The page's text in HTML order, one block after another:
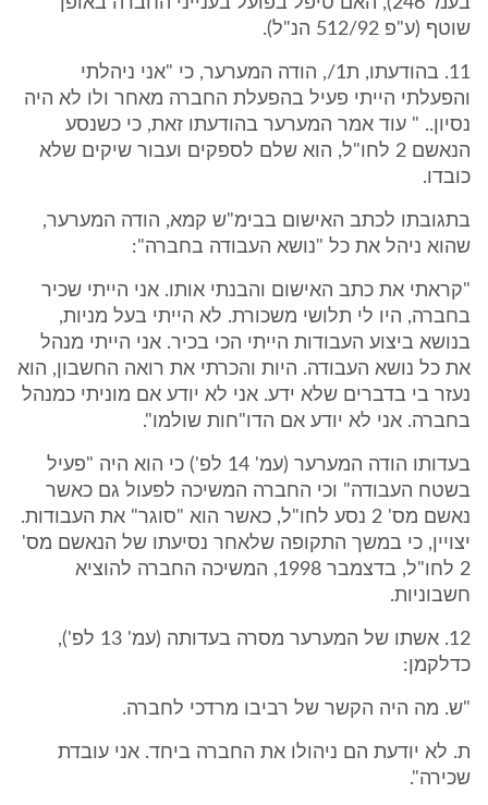
שוטף (ע"פ 512/92 הנ"ל).
11. בהודעתו, ת1/, הודה המערער, כי "אני ניהלתי
והפעלתי הייתי פעיל בהפעלת החברה מאחר ולו לא היה
נסיון.. " עוד אמר המערער בהודעתו זאת, כי כשנסע
הנאשם 2 לחו"ל, הוא שלם לספקים ועבור שיקים שלא
כובדו.
בתגובתו לכתב האישום בבימ"ש קמא, הודה המערער,
שהוא ניהל את כל "נושא העבודה בחברה":
"קראתי את כתב האישום והבנתי אותו. אני הייתי שכיר
בחברה, היו לי תלושי משכורת. לא הייתי בעל מניות,
בנושא ביצוע העבודות הייתי הכי בכיר. אני הייתי מנהל
את כל נושא העבודה. היות והכרתי את רואה החשבון, הוא
נעזר בי בדברים שלא ידע. אני לא יודע אם מוניתי כמנהל
בחברה. אני לא יודע אם הדו"חות שולמו".
בעדותו הודה המערער (עמ' 14 לפ') כי הוא היה "פעיל
בשטח העבודה" וכי החברה המשיכה לפעול גם כאשר
נאשם מס' 2 נסע לחו"ל, כאשר הוא "סוגר" את העבודות.
יצויין, כי במשך התקופה שלאחר נסיעתו של הנאשם מס'
2 לחו"ל, בדצמבר 1998, המשיכה החברה להוציא
חשבוניות.
12. אשתו של המערער מסרה בעדותה (עמ' 13 לפ'),
כדלקמן:
"ש. מה היה הקשר של רביבו מרדכי לחברה.
ת. לא יודעת הם ניהולו את החברה ביחד. אני עובדת
שכירה".